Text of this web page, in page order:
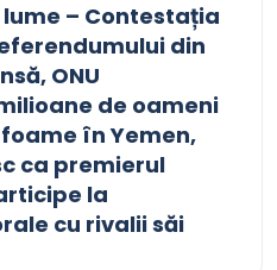
– Contestația
din
ONU
de oameni
în Yemen,
ca premierul
la
cu rivalii săi